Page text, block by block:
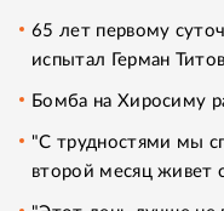
65 лет первому
испытал Герман
Бомба на Хиросиму
"С трудностями мы
второй месяц живет